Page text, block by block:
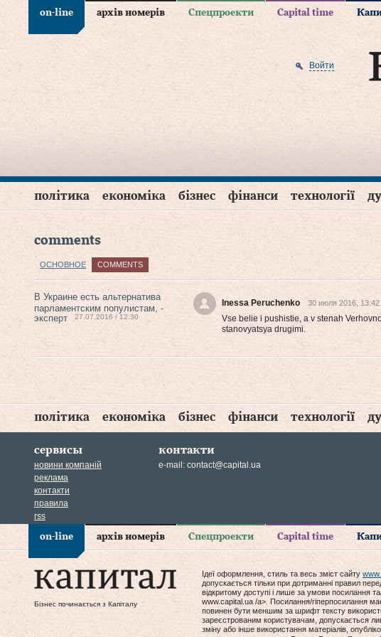
on-line архів номерів Спецпроекти Capital time
Войти
політика економіка бізнес фінанси технології
comments
ОСНОВНОЕ COMMENTS
В Украине есть альтернатива
парламентским популистам, -
эксперт
27.07.2016 / 12:30
Inessa Peruchenko 30 июля 2016, 13:42
Vse belie i pushistie, a v stenah
stanovyatsya drugimi.
політика економіка бізнес фінанси технології
сервисы
новини компаній
реклама
контакти
правила
rss
контакти
e-mail: contact@capital.ua
on-line архів номерів Спецпроекти Capital time
Бізнес починається з Капіталу
Ідеї оформлення, стиль та весь зміст сайту
допускається тільки при дотриманні правил
відкритому доступі і лише за умови посилання
www.capital.ua /a>. Посилання/гіперпосилання
повинен бути меншим за шрифт тексту
зареєстрованим користувачам, допускається
зміну або інше використання матеріалів,